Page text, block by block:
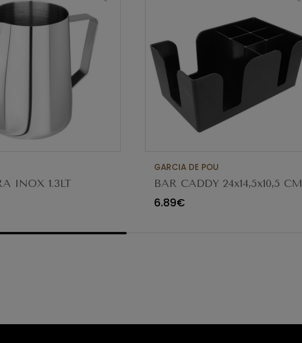
INOX 1.3LT
GARCIA DE POU
BAR CADDY 24x14,5x10,5 CM
153.79
6.89€